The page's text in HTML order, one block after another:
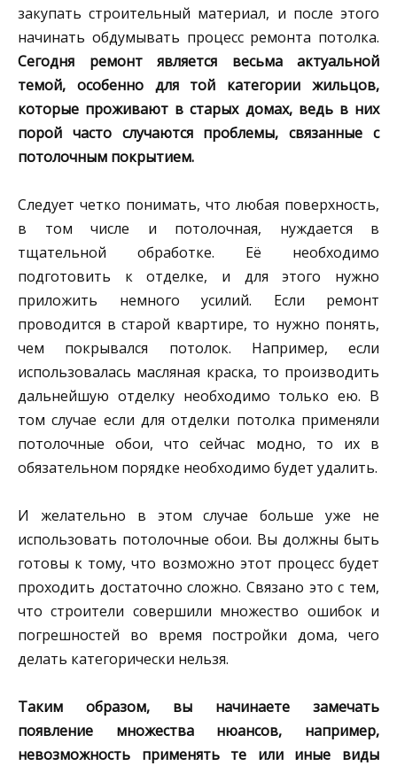
закупать строительный материал, и после этого
начинать обдумывать процесс ремонта потолка.
Сегодня ремонт является весьма актуальной
темой, особенно для той категории жильцов,
которые проживают в старых домах, ведь в них
порой часто случаются проблемы, связанные с
потолочным покрытием.
Следует четко понимать, что любая поверхность,
в том числе и потолочная, нуждается в
тщательной обработке. Её необходимо
подготовить к отделке, и для этого нужно
приложить немного усилий. Если ремонт
проводится в старой квартире, то нужно понять,
чем покрывался потолок. Например, если
использовалась масляная краска, то производить
дальнейшую отделку необходимо только ею. В
том случае если для отделки потолка применяли
потолочные обои, что сейчас модно, то их в
обязательном порядке необходимо будет удалить.
И желательно в этом случае больше уже не
использовать потолочные обои. Вы должны быть
готовы к тому, что возможно этот процесс будет
проходить достаточно сложно. Связано это с тем,
что строители совершили множество ошибок и
погрешностей во время постройки дома, чего
делать категорически нельзя.
Таким образом, вы начинаете замечать
появление множества нюансов, например,
невозможность применять те или иные виды